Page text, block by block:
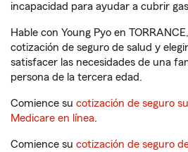
incapacidad para ayudar a cubrir
Hable con Young Pyo en
cotización de seguro de salud y
satisfacer las necesidades de una
persona de la tercera edad.
Comience su cotización de seguro
Medicare en línea.
Comience su cotización de seguro